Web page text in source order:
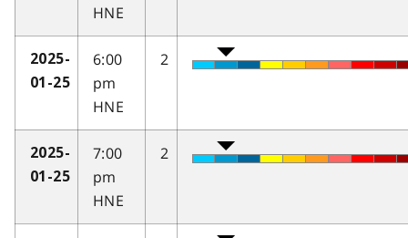
HNE
2025-
01-25
6:00
pm
HNE
2
2025-
01-25
7:00
pm
HNE
2